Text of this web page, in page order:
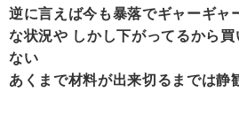
逆に言えば今も暴落でギャーギャ
な状況や しかし下がってるから
ない
あくまで材料が出来切るまでは静